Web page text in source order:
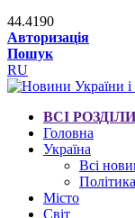
44.4190
Авторизація
Пошук
RU
ВСІ РОЗДІЛИ
Головна
Україна
Всі
Політика
Місто
Світ